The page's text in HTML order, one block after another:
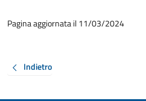
Pagina aggiornata il 11/03/2024
Indietro